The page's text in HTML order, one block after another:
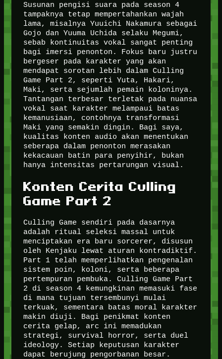
Susunan pengisi suara pada season 4
tampaknya tetap mempertahankan wajah
lama, misalnya Yuuichi Nakamura sebagai
Gojo dan Yuuma Uchida selaku Megumi,
sebab kontinuitas vokal sangat penting
bagi imersi penonton. Fokus baru justru
bergeser pada karakter yang akan
mendapat sorotan lebih dalam Culling
Game Part 2, seperti Yuta, Hakari,
Maki, serta sejumlah pemain koloninya.
Tantangan terbesar terletak pada nuansa
vokal saat karakter melampaui batas
kemanusiaan, contohnya transformasi
Maki yang semakin dingin. Bagi saya,
kualitas konten audio akan menentukan
seberapa dalam penonton merasakan
kekacauan batin para penyihir, bukan
hanya intensitas pertarungan visual.
Konten Cerita Culling
Game Part 2
Culling Game sendiri pada dasarnya
adalah ritual seleksi massal untuk
menciptakan era baru sorcerer, disusun
oleh Kenjaku lewat aturan kontradiktif.
Part 1 telah memperlihatkan pengenalan
sistem poin, koloni, serta beberapa
pertempuran pembuka. Culling Game Part
2 di season 4 kemungkinan memasuki fase
di mana tujuan tersembunyi mulai
terkuak, sementara batas moral karakter
makin diuji. Bagi penikmat konten
cerita gelap, arc ini memadukan
strategi, survival horror, serta duel
ideology. Setiap keputusan karakter
dapat berujung pengorbanan besar.